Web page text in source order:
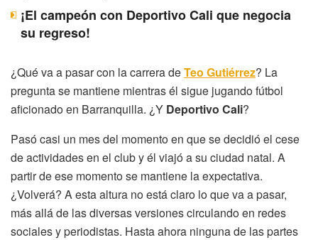
¡El campeón con Deportivo Cali que negocia
su regreso!
¿Qué va a pasar con la carrera deTeo Gutiérrez? La
pregunta se mantiene mientras él sigue jugando fútbol
aficionado en Barranquilla. ¿Y Deportivo Cali?
Pasó casi un mes del momento en que se decidió el cese
de actividades en el club y él viajó a su ciudad natal. A
partir de ese momento se mantiene la expectativa.
¿Volverá? A esta altura no está claro lo que va a pasar,
más allá de las diversas versiones circulando en redes
sociales y periodistas. Hasta ahora ninguna de las partes